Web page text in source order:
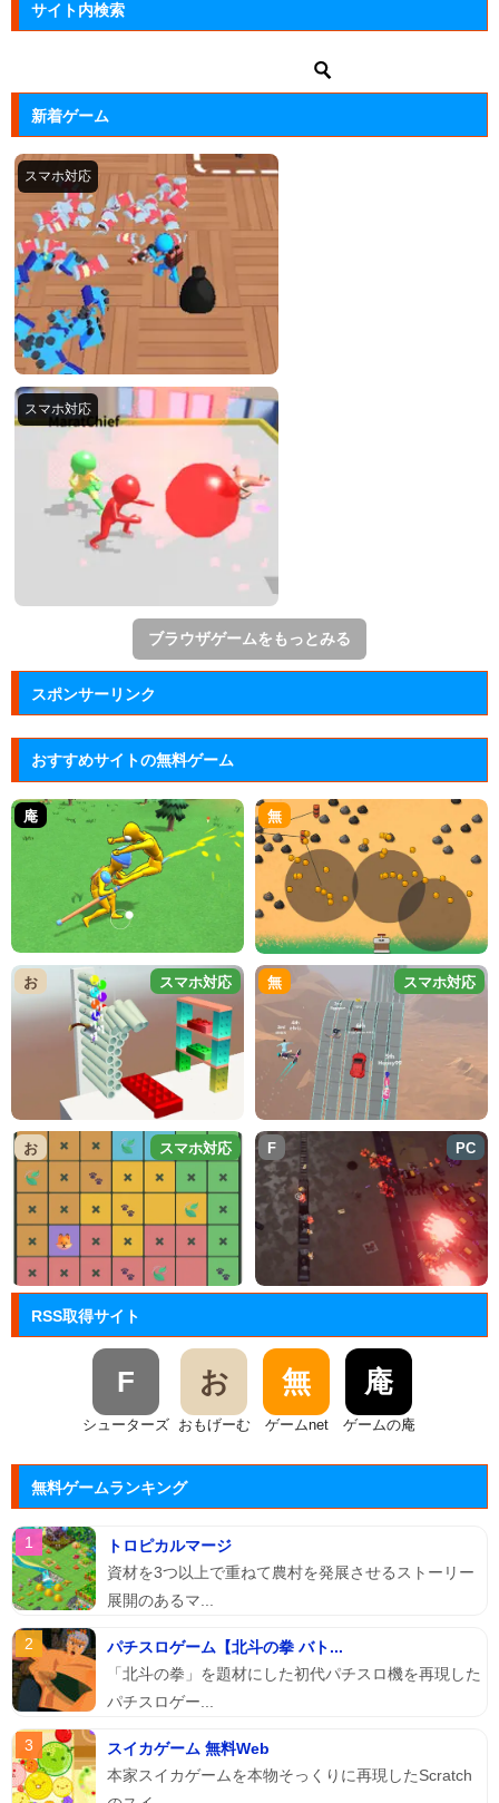
サイト内検索
新着ゲーム
ブラウザゲームをもっとみる
スポンサーリンク
おすすめサイトの無料ゲーム
庵 無
お スマホ対応 無 スマホ対応
お スマホ対応 F PC
RSS取得サイト
F
シューターズ
お
おもげーむ
無
ゲームnet
庵
ゲームの庵
無料ゲームランキング
トロピカルマージ
資材を3つ以上で重ねて農村を発展させるストーリー
展開のあるマ...
パチスロゲーム【北斗の拳 バト...
「北斗の拳」を題材にした初代パチスロ機を再現した
パチスロゲー...
スイカゲーム 無料Web
本家スイカゲームを本物そっくりに再現したScratch